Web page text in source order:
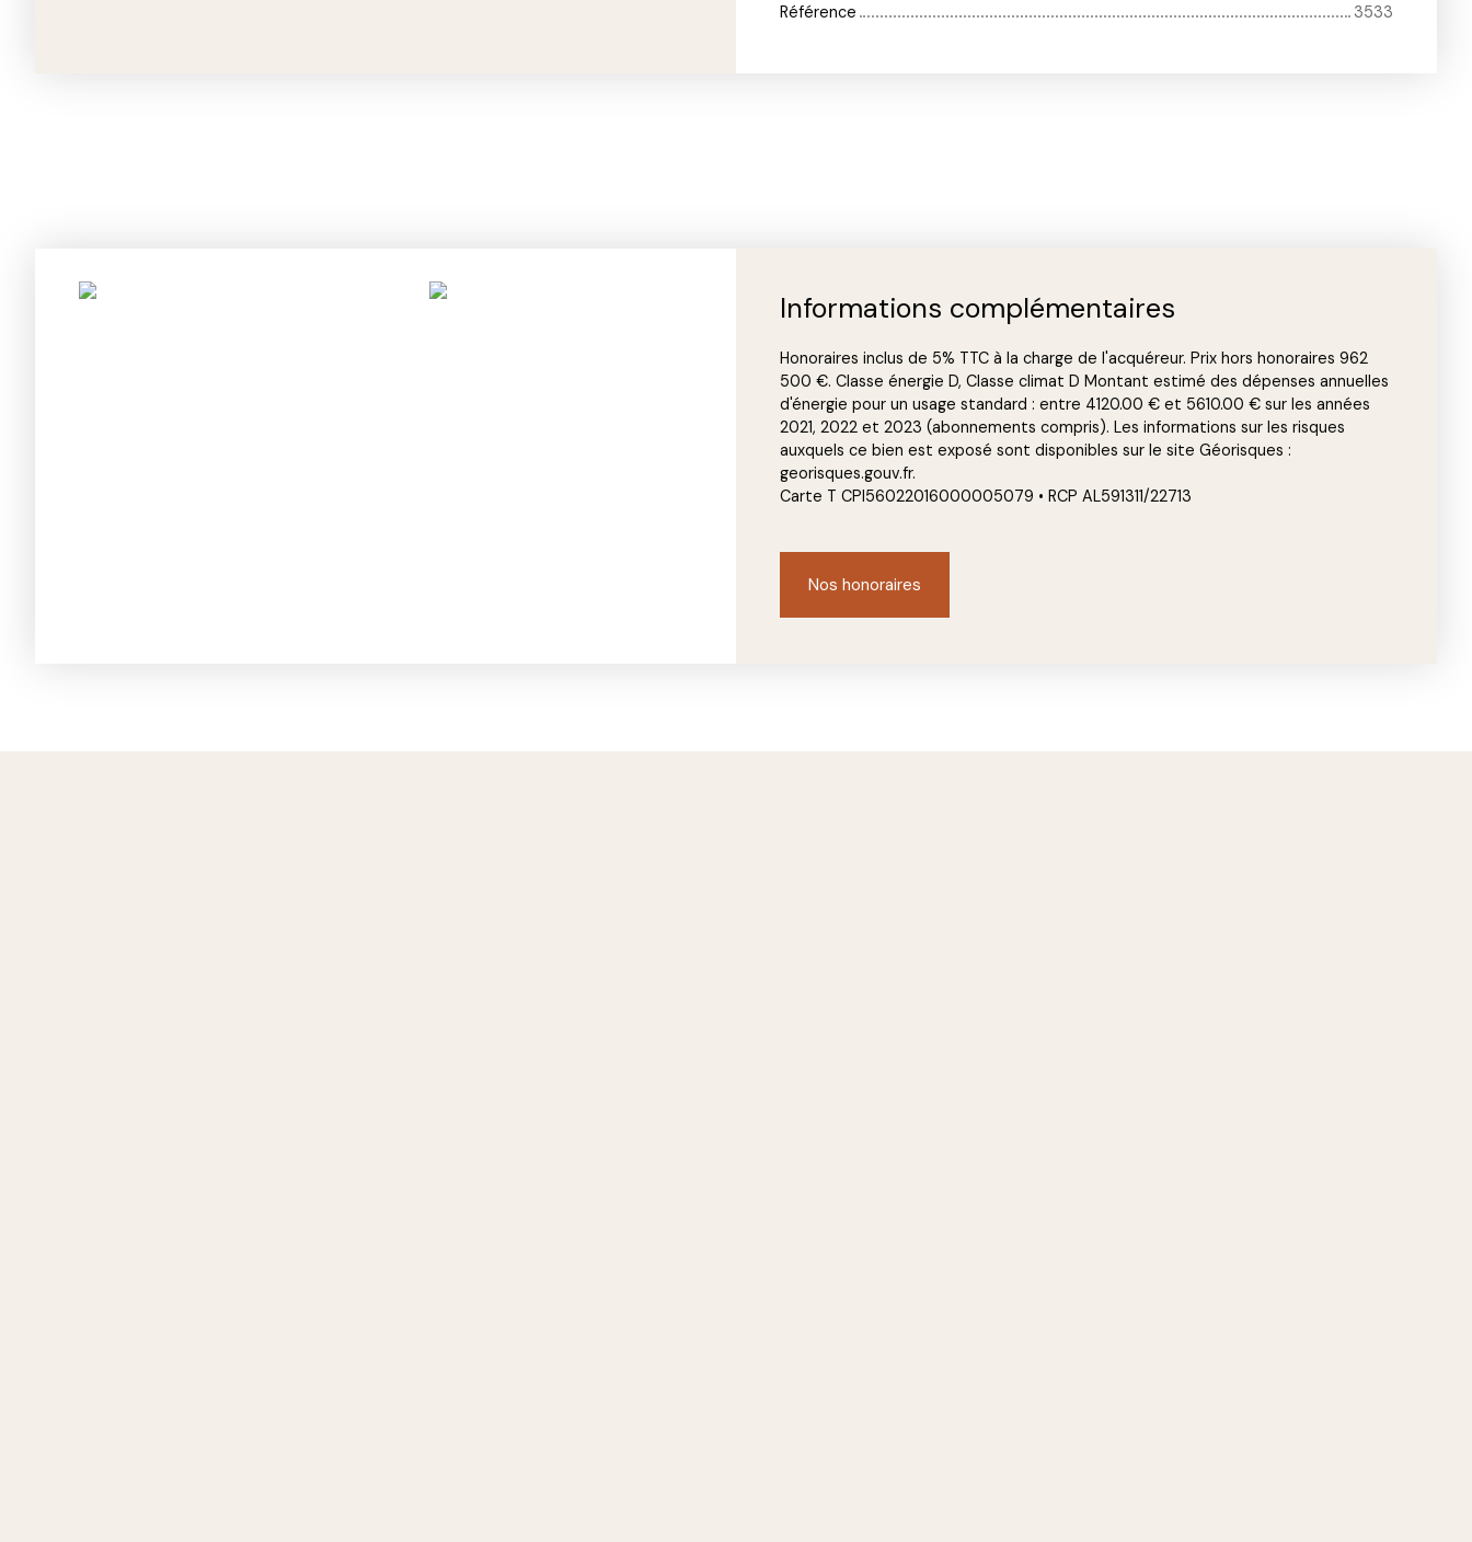
Référence
3533
Informations complémentaires
Honoraires inclus de 5% TTC à la charge de l'acquéreur. Prix hors honoraires 962
500 €. Classe énergie D, Classe climat D Montant estimé des dépenses annuelles
d'énergie pour un usage standard : entre 4120.00 € et 5610.00 € sur les années
2021, 2022 et 2023 (abonnements compris). Les informations sur les risques
auxquels ce bien est exposé sont disponibles sur le site Géorisques :
georisques.gouv.fr.
Carte T CPI56022016000005079 • RCP AL591311/22713
Nos honoraires